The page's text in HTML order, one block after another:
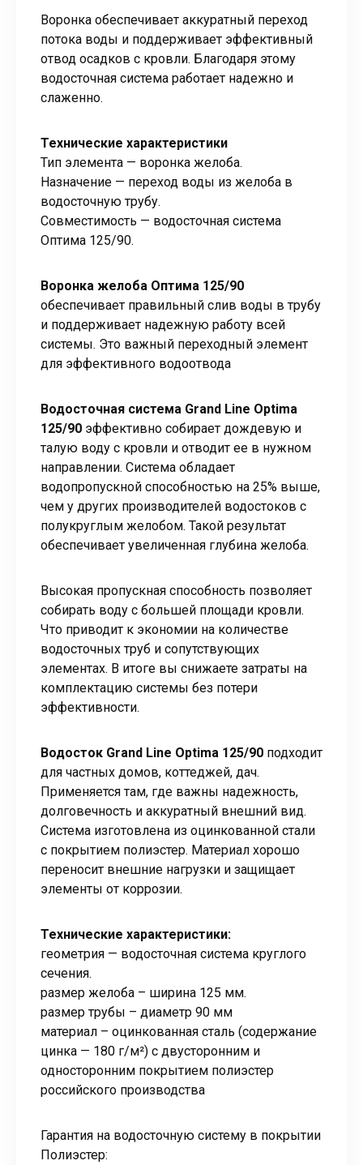
Воронка обеспечивает аккуратный переход
потока воды и поддерживает эффективный
отвод осадков с кровли. Благодаря этому
водосточная система работает надежно и
слаженно.
Технические характеристики
Тип элемента — воронка желоба.
Назначение — переход воды из желоба в
водосточную трубу.
Совместимость — водосточная система
Оптима 125/90.
Воронка желоба Оптима 125/90
обеспечивает правильный слив воды в трубу
и поддерживает надежную работу всей
системы. Это важный переходный элемент
для эффективного водоотвода
Водосточная система Grand Line Optima
125/90 эффективно собирает дождевую и
талую воду с кровли и отводит ее в нужном
направлении. Система обладает
водопропускной способностью на 25% выше,
чем у других производителей водостоков с
полукруглым желобом. Такой результат
обеспечивает увеличенная глубина желоба.
Высокая пропускная способность позволяет
собирать воду с большей площади кровли.
Что приводит к экономии на количестве
водосточных труб и сопутствующих
элементах. В итоге вы снижаете затраты на
комплектацию системы без потери
эффективности.
Водосток Grand Line Optima 125/90 подходит
для частных домов, коттеджей, дач.
Применяется там, где важны надежность,
долговечность и аккуратный внешний вид.
Система изготовлена из оцинкованной стали
с покрытием полиэстер. Материал хорошо
переносит внешние нагрузки и защищает
элементы от коррозии.
Технические характеристики:
геометрия — водосточная система круглого
сечения.
размер желоба – ширина 125 мм.
размер трубы – диаметр 90 мм
материал – оцинкованная сталь (содержание
цинка — 180 г/м²) с двусторонним и
односторонним покрытием полиэстер
российского производства
Гарантия на водосточную систему в покрытии
Полиэстер: